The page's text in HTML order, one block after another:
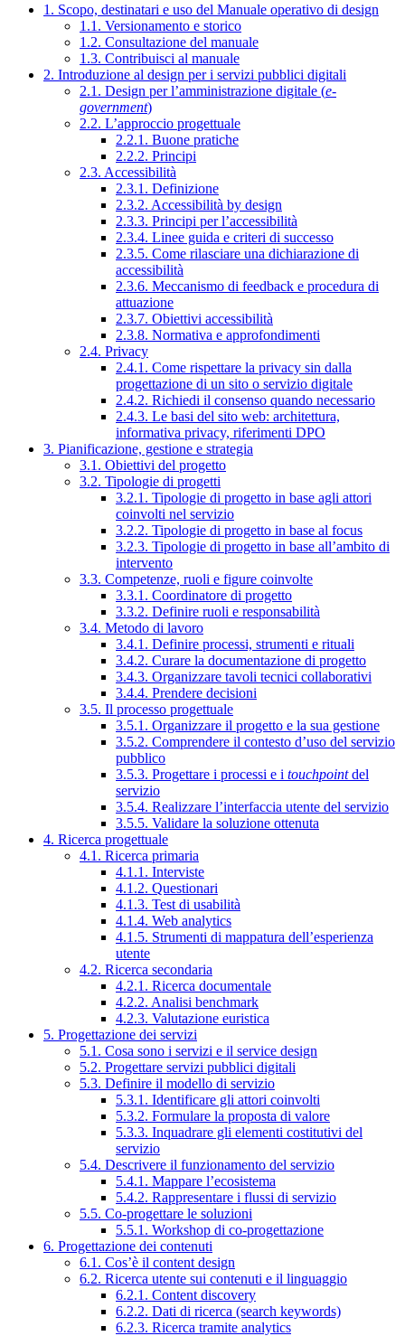
1. Scopo, destinatari e uso del Manuale operativo di design
1.1. Versionamento e storico
1.2. Consultazione del manuale
1.3. Contribuisci al manuale
2. Introduzione al design per i servizi pubblici digitali
2.1. Design per l’amministrazione digitale (e-
government)
2.2. L’approccio progettuale
2.2.1. Buone pratiche
2.2.2. Principi
2.3. Accessibilità
2.3.1. Definizione
2.3.2. Accessibilità by design
2.3.3. Principi per l’accessibilità
2.3.4. Linee guida e criteri di successo
2.3.5. Come rilasciare una dichiarazione di
accessibilità
2.3.6. Meccanismo di feedback e procedura di
attuazione
2.3.7. Obiettivi accessibilità
2.3.8. Normativa e approfondimenti
2.4. Privacy
2.4.1. Come rispettare la privacy sin dalla
progettazione di un sito o servizio digitale
2.4.2. Richiedi il consenso quando necessario
2.4.3. Le basi del sito web: architettura,
informativa privacy, riferimenti DPO
3. Pianificazione, gestione e strategia
3.1. Obiettivi del progetto
3.2. Tipologie di progetti
3.2.1. Tipologie di progetto in base agli attori
coinvolti nel servizio
3.2.2. Tipologie di progetto in base al focus
3.2.3. Tipologie di progetto in base all’ambito di
intervento
3.3. Competenze, ruoli e figure coinvolte
3.3.1. Coordinatore di progetto
3.3.2. Definire ruoli e responsabilità
3.4. Metodo di lavoro
3.4.1. Definire processi, strumenti e rituali
3.4.2. Curare la documentazione di progetto
3.4.3. Organizzare tavoli tecnici collaborativi
3.4.4. Prendere decisioni
3.5. Il processo progettuale
3.5.1. Organizzare il progetto e la sua gestione
3.5.2. Comprendere il contesto d’uso del servizio
pubblico
3.5.3. Progettare i processi e i touchpointdel
servizio
3.5.4. Realizzare l’interfaccia utente del servizio
3.5.5. Validare la soluzione ottenuta
4. Ricerca progettuale
4.1. Ricerca primaria
4.1.1. Interviste
4.1.2. Questionari
4.1.3. Test di usabilità
4.1.4. Web analytics
4.1.5. Strumenti di mappatura dell’esperienza
utente
4.2. Ricerca secondaria
4.2.1. Ricerca documentale
4.2.2. Analisi benchmark
4.2.3. Valutazione euristica
5. Progettazione dei servizi
5.1. Cosa sono i servizi e il service design
5.2. Progettare servizi pubblici digitali
5.3. Definire il modello di servizio
5.3.1. Identificare gli attori coinvolti
5.3.2. Formulare la proposta di valore
5.3.3. Inquadrare gli elementi costitutivi del
servizio
5.4. Descrivere il funzionamento del servizio
5.4.1. Mappare l’ecosistema
5.4.2. Rappresentare i flussi di servizio
5.5. Co-progettare le soluzioni
5.5.1. Workshop di co-progettazione
6. Progettazione dei contenuti
6.1. Cos’è il content design
6.2. Ricerca utente sui contenuti e il linguaggio
6.2.1. Content discovery
6.2.2. Dati di ricerca (search keywords)
6.2.3. Ricerca tramite analytics